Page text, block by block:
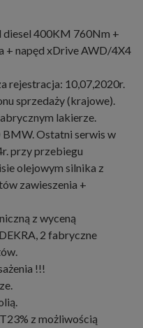
400KM 760Nm +
+ napęd xDrive AWD/4X4
rejestracja: 10,07,2020r.
sprzedaży (krajowe).
lakierze.
BMW. Ostatni serwis w
przy przebiegu
olejowym silnika z
zawieszenia +
z wyceną
2 fabryczne
!!!
z możliwością